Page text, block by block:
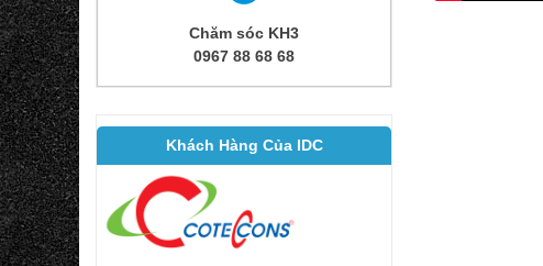
Chăm sóc KH3
0967 88 68 68
Khách Hàng Của IDC